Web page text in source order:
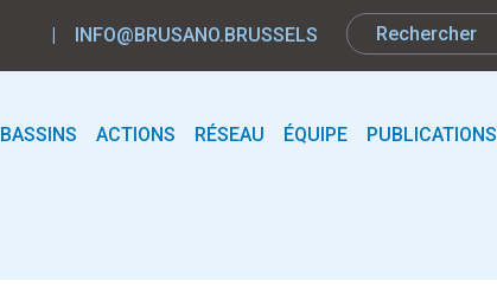
| INFO@BRUSANO.BRUSSELS
BASSINS ACTIONS RÉSEAU ÉQUIPE PUBLICATIONS